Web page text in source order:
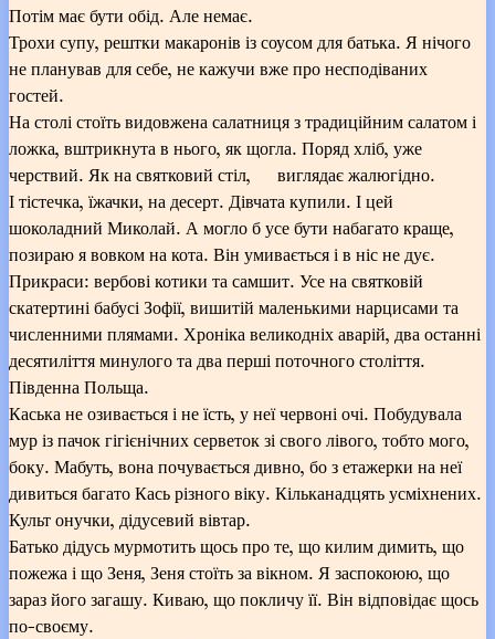
Потім має бути обід. Але немає.
Трохи супу, рештки макаронів із соусом для батька. Я нічого
не планував для себе, не кажучи вже про несподіваних
гостей.
На столі стоїть видовжена салатниця з традиційним салатом і
ложка, вштрикнута в нього, як щогла. Поряд хліб, уже
черствий. Як на святковий стіл, виглядає жалюгідно.
І тістечка, їжачки, на десерт. Дівчата купили. І цей
шоколадний Миколай. А могло б усе бути набагато краще,
позираю я вовком на кота. Він умивається і в ніс не дує.
Прикраси: вербові котики та самшит. Усе на святковій
скатертині бабусі Зофії, вишитій маленькими нарцисами та
численними плямами. Хроніка великодніх аварій, два останні
десятиліття минулого та два перші поточного століття.
Південна Польща.
Каська не озивається і не їсть, у неї червоні очі. Побудувала
мур із пачок гігієнічних серветок зі свого лівого, тобто мого,
боку. Мабуть, вона почувається дивно, бо з етажерки на неї
дивиться багато Кась різного віку. Кільканадцять усміхнених.
Культ онучки, дідусевий вівтар.
Батько дідусь мурмотить щось про те, що килим димить, що
пожежа і що Зеня, Зеня стоїть за вікном. Я заспокоюю, що
зараз його загашу. Киваю, що покличу її. Він відповідає щось
по-своєму.